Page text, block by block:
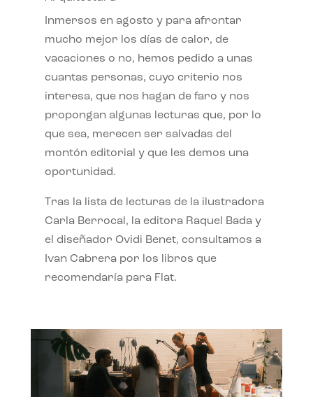
Inmersos en agosto y para afrontar
mucho mejor los días de calor, de
vacaciones o no, hemos pedido a unas
cuantas personas, cuyo criterio nos
interesa, que nos hagan de faro y nos
propongan algunas lecturas que, por lo
que sea, merecen ser salvadas del
montón editorial y que les demos una
oportunidad.
Tras la lista de lecturas de la ilustradora
Carla Berrocal, la editora Raquel Bada y
el diseñador Ovidi Benet, consultamos a
Ivan Cabrera por los libros que
recomendaría para Flat.